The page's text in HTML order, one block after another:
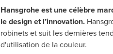
Hansgrohe est une célèbre
le design et l’innovation.
robinets et suit les dernières
d'utilisation de la couleur.